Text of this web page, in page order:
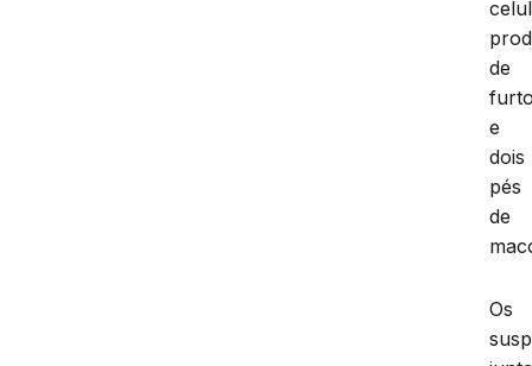
de
e
dois
pés
de
Os